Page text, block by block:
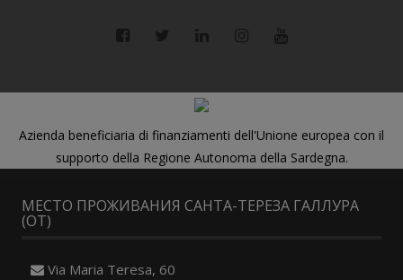
Azienda beneficiaria di finanziamenti dell'Unione europea con il
supporto della Regione Autonoma della Sardegna.
МЕСТО ПРОЖИВАНИЯ САНТА-ТЕРЕЗА ГАЛЛУРА
(OT)
Via Maria Teresa, 60